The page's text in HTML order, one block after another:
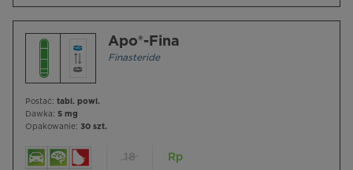
Apo®-Fina
Finasteride
Postać: tabl. powl.
Dawka: 5 mg
Opakowanie: 30 szt.
18
Rp